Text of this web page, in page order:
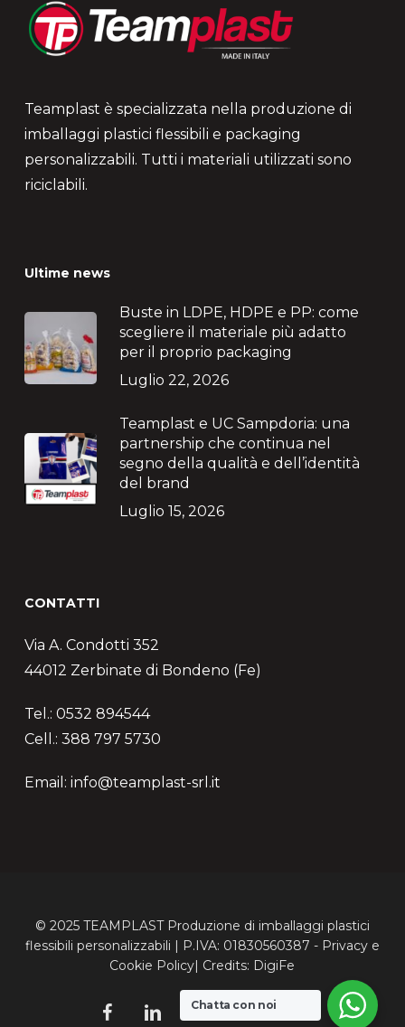
Teamplast è specializzata nella produzione di
imballaggi plastici flessibili e packaging
personalizzabili. Tutti i materiali utilizzati sono
riciclabili.
Ultime news
Buste in LDPE, HDPE e PP: come
scegliere il materiale più adatto
per il proprio packaging
Luglio 22, 2026
Teamplast e UC Sampdoria: una
partnership che continua nel
segno della qualità e dell’identità
del brand
Luglio 15, 2026
CONTATTI
Via A. Condotti 352
44012 Zerbinate di Bondeno (Fe)
Tel.: 0532 894544
Cell.: 388 797 5730
Email: info@teamplast-srl.it
© 2025 TEAMPLAST Produzione di imballaggi plastici
flessibili personalizzabili | P.IVA: 01830560387 - Privacye
Cookie Policy| Credits: DigiFe
facebooklinkedin youtubeinstagram
Chatta con noi